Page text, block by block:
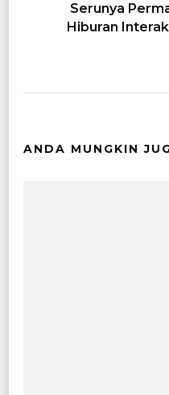
Serunya
Hiburan
ANDA MUNGKIN